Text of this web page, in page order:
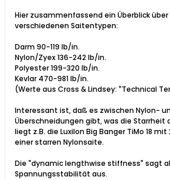
Hier zusammenfassend ein Überblick
verschiedenen Saitentypen:
Darm 90-119 lb/in.
Nylon/Zyex 136-242 lb/in.
Polyester 199-320 lb/in.
Kevlar 470-981 lb/in.
(Werte aus Cross & Lindsey: "Technical
Interessant ist, daß es zwischen Nylon-
Überschneidungen gibt, was die Starrheit
liegt z.B. die Luxilon Big Banger TiMo 18
einer starren Nylonsaite.
Die "dynamic lengthwise stiffness" sagt
Spannungsstabilität aus.